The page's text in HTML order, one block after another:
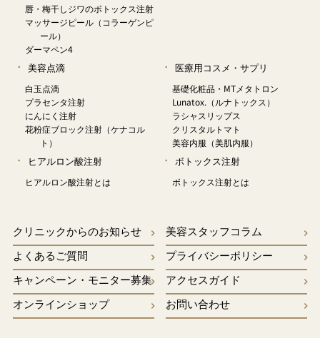
唇・梅干しジワのボトックス注射
マッサージピール（コラーゲンピ
ール）
ダーマペン4
美容点滴
白玉点滴
プラセンタ注射
にんにく注射
花粉症ブロック注射（ケナコル
ト）
医療用コスメ・サプリ
基礎化粧品・MTメタトロン
Lunatox.（ルナトックス）
ラシャスリップス
クリスタルトマト
美容内服（美肌内服）
ヒアルロン酸注射
ヒアルロン酸注射とは
ボトックス注射
ボトックス注射とは
クリニックからのお知らせ
美容スタッフコラム
よくあるご質問
プライバシーポリシー
キャンペーン・モニター募集
アクセスガイド
オンラインショップ
お問い合わせ